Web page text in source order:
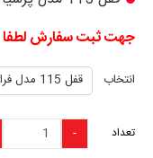
جهت ثبت سفارش لطفا
انتخاب
قفل 115 مدل فرانسه
قفل 115 مدل پرشیا
تعداد -